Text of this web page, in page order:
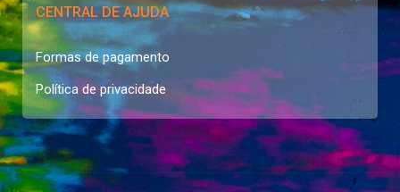
CENTRAL DE AJUDA
Formas de pagamento
Política de privacidade